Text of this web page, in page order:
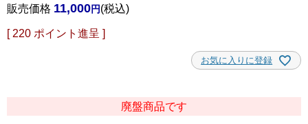
販売価格 11,000 税込
[ 220 ポイント進呈 ]
お気に入りに登録
廃盤商品です